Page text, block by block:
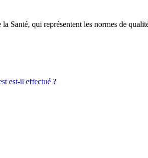
Santé, qui représentent les normes de
est-il effectué ?